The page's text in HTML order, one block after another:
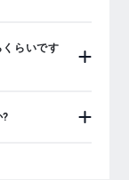
らいです